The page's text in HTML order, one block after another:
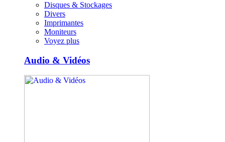
Disques & Stockages
Divers
Imprimantes
Moniteurs
Voyez plus
Audio & Vidéos